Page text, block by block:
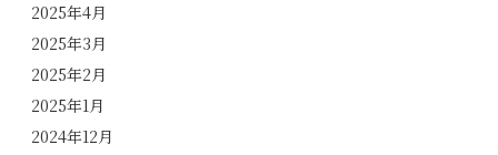
2025年4月
2025年3月
2025年2月
2025年1月
2024年12月